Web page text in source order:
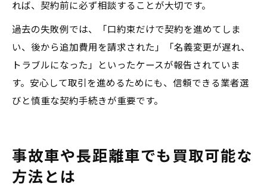
れば、契約前に必ず相談することが大切です。
過去の失敗例では、「口約束だけで契約を進めてしま
い、後から追加費用を請求された」「名義変更が遅れ、
トラブルになった」といったケースが報告されていま
す。安心して取引を進めるためにも、信頼できる業者選
びと慎重な契約手続きが重要です。
事故車や長距離車でも買取可能な
方法とは